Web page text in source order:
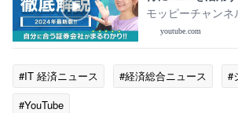
説!!
モッピーチャンネ
youtube.com
#IT 経済ニュース #経済総合ニュース
#
#YouTube